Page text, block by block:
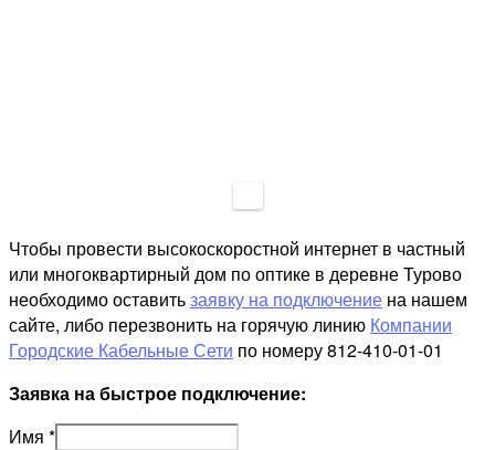
Чтобы провести высокоскоростной интернет в частный
или многоквартирный дом по оптике в деревне Турово
необходимо оставитьзаявку на подключение на нашем
сайте, либо перезвонить на горячую линию Компании
Городские Кабельные Сети по номеру 812-410-01-01
Заявка на быстрое подключение:
Имя *